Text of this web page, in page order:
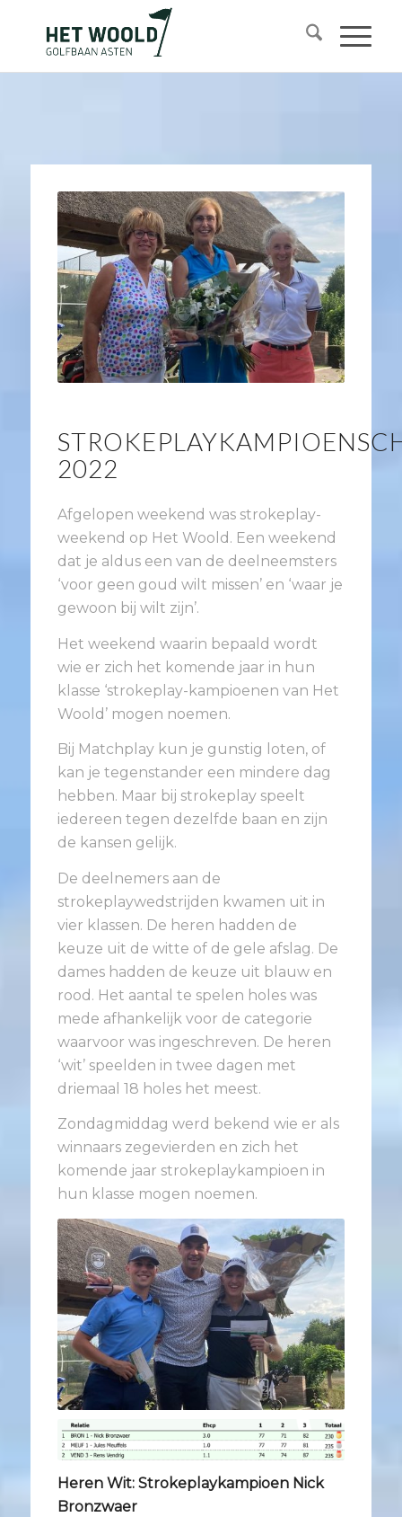
2022
Afgelopen weekend was strokeplay-
weekend op Het Woold. Een weekend
dat je aldus een van de deelneemsters
‘voor geen goud wilt missen’ en ‘waar je
gewoon bij wilt zijn’.
Het weekend waarin bepaald wordt
wie er zich het komende jaar in hun
klasse ‘strokeplay-kampioenen van Het
Woold’ mogen noemen.
Bij Matchplay kun je gunstig loten, of
kan je tegenstander een mindere dag
hebben. Maar bij strokeplay speelt
iedereen tegen dezelfde baan en zijn
de kansen gelijk.
De deelnemers aan de
strokeplaywedstrijden kwamen uit in
vier klassen. De heren hadden de
keuze uit de witte of de gele afslag. De
dames hadden de keuze uit blauw en
rood. Het aantal te spelen holes was
mede afhankelijk voor de categorie
waarvoor was ingeschreven. De heren
‘wit’ speelden in twee dagen met
driemaal 18 holes het meest.
Zondagmiddag werd bekend wie er als
winnaars zegevierden en zich het
komende jaar strokeplaykampioen in
hun klasse mogen noemen.
Heren Wit: Strokeplaykampioen Nick
Bronzwaer